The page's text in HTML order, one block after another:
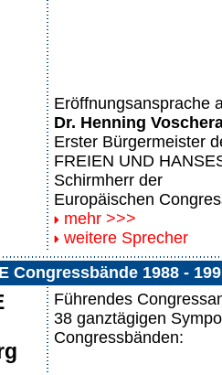
Eröffnungsansprache
Dr. Henning
Erster Bürgermeister
FREIEN UND
Schirmherr der
Europäischen
mehr >>>
weitere Sprecher
Congressbände 1988 -
Führendes
38 ganztägigen
Congressbänden: